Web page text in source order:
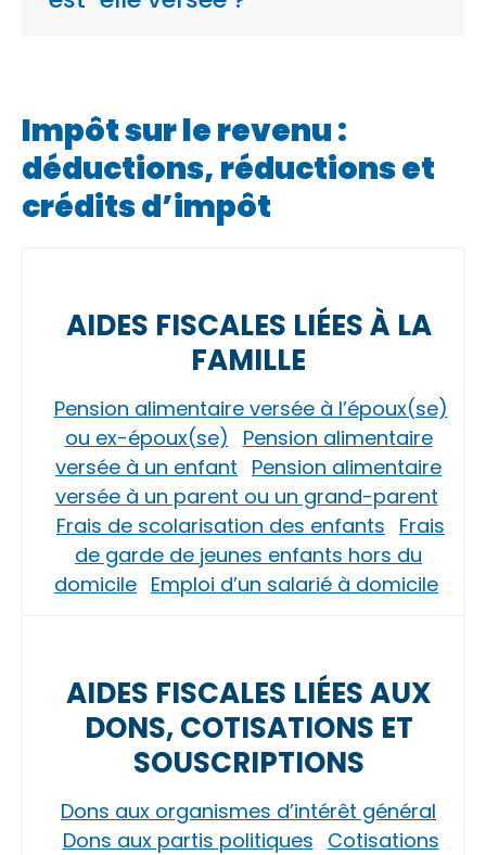
Impôt sur le revenu :
déductions, réductions et
crédits d’impôt
AIDES FISCALES LIÉES À LA
FAMILLE
Pension alimentaire versée à l’époux(se)
ou ex-époux(se)
Pension alimentaire
versée à un enfant Pension alimentaire
versée à un parent ou un grand-parent
Frais de scolarisation des enfants Frais
de garde de jeunes enfants hors du
domicile Emploi d’un salarié à domicile
AIDES FISCALES LIÉES AUX
DONS, COTISATIONS ET
SOUSCRIPTIONS
Dons aux organismes d’intérêt général
Dons aux partis politiques Cotisations